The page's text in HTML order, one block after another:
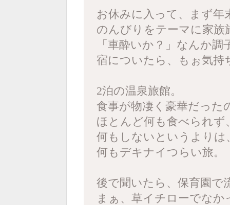
お休みに入って、まず年
のんびりをテーマに家
「車酔いか？」なんか調
宿についたら、もぉ気持
2泊の温泉旅館。
食事が物凄く豪華だった
ほとんど何も食べられず
何もしないというよりは
何もデキナイつらい旅。
後で聞いたら、保育園で
まぁ、草イチローでな